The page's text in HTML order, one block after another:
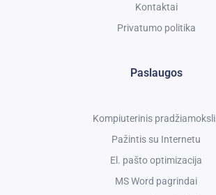
Kontaktai
Privatumo politika
Paslaugos
Kompiuterinis
Pažintis su Internetu
El. pašto optimizacija
MS Word pagrindai